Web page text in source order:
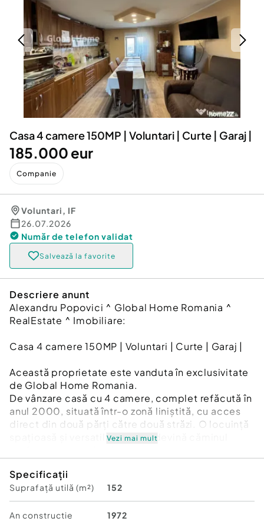
Servicii
Animale de companie
Afaceri și echipamente profesionale
Inchiriere Bunuri si Vehicule
Utilaje agricole si industriale
Piese auto si accesorii
Dacia Duster
Casa 4 camere 150MP | Voluntari | Curte | Garaj |
185.000 eur
Companie
Voluntari, IF
26.07.2026
Număr de telefon validat
Salvează la favorite
Descriere anunt
Alexandru Popovici ^ Global Home Romania ^
RealEstate ^ Imobiliare:
Casa 4 camere 150MP | Voluntari | Curte | Garaj |
Această proprietate este vanduta în exclusivitate
de Global Home Romania.
De vânzare casă cu 4 camere, complet refăcută în
anul 2000, situată într-o zonă liniștită, cu acces
direct din două părți către două străzi. O locuință
spațioasă și versatilă, gata să devină căminul
Caracteristici:
* Centrală electrică proprie, pentru confort termic
modern
Vezi mai mult
Specificații
Suprafață utilă (m²) 152
An constructie 1972